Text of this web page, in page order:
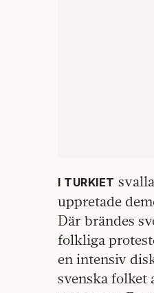
I TURKIET
uppretade
Där brändes
folkliga
en intensiv
svenska